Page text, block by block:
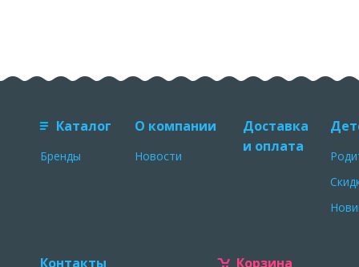
Каталог
Бренды
О компании
Новости
Доставка
и оплата
Контакты Корзина